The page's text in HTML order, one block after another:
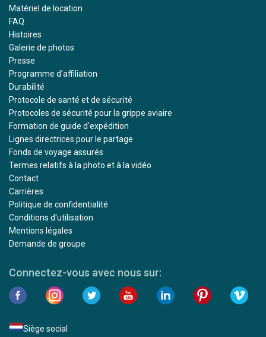
Matériel de location
FAQ
Histoires
Galerie de photos
Presse
Programme d'affiliation
Durabilité
Protocole de santé et de sécurité
Protocoles de sécurité pour la grippe aviaire
Formation de guide d'expédition
Lignes directrices pour le partage
Fonds de voyage assurés
Termes relatifs à la photo et à la vidéo
Contact
Carrières
Politique de confidentialité
Conditions d'utilisation
Mentions légales
Demande de groupe
Connectez-vous avec nous sur:
Siège social